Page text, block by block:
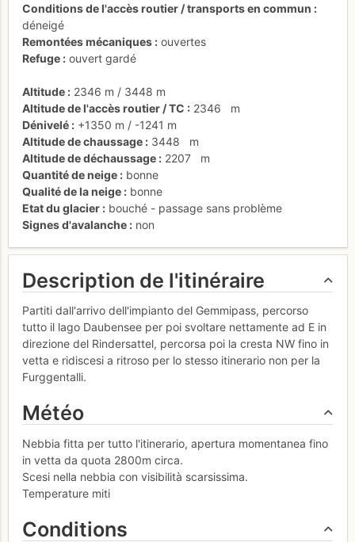
Conditions de l'accès routier / transports en commun
déneigé
Remontées mécaniques
ouvertes
Refuge
ouvert gardé
Altitude 2346 m / 3448 m
Altitude de l'accès routier / TC
2346
m
Dénivelé
+1350 m / -1241 m
Altitude de chaussage
3448
m
Altitude de déchaussage
2207
m
Quantité de neige
bonne
Qualité de la neige
bonne
Etat du glacier
bouché - passage sans problème
Signes d'avalanche
non
Description de l'itinéraire
Partiti dall'arrivo dell'impianto del Gemmipass, percorso
tutto il lago Daubensee per poi svoltare nettamente ad E in
direzione del Rindersattel, percorsa poi la cresta NW fino in
vetta e ridiscesi a ritroso per lo stesso itinerario non per la
Furggentalli.
Météo
Nebbia fitta per tutto l'itinerario, apertura momentanea fino
in vetta da quota 2800m circa.
Scesi nella nebbia con visibilità scarsissima.
Temperature miti
Conditions